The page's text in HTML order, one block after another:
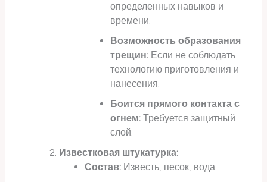
определенных навыков и
времени.
Возможность образования
трещин: Если не соблюдать
технологию приготовления и
нанесения.
Боится прямого контакта с
огнем: Требуется защитный
слой.
Известковая штукатурка:
Состав: Известь, песок, вода.